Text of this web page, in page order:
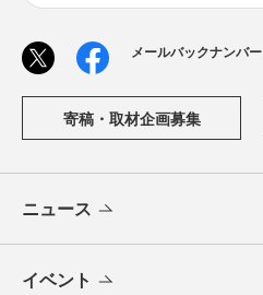
メールバックナンバー
寄稿・取材企画募集
ニュース
イベント